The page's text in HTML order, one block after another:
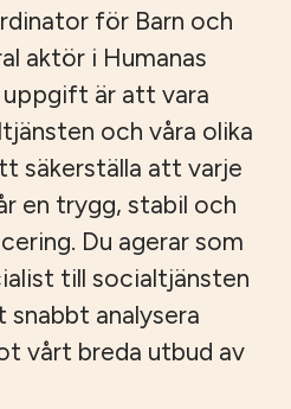
för Barn och
aktör i Humanas
uppgift är att vara
och våra olika
säkerställa att varje
en trygg, stabil och
Du agerar som
till socialtjänsten
analysera
vårt breda utbud av